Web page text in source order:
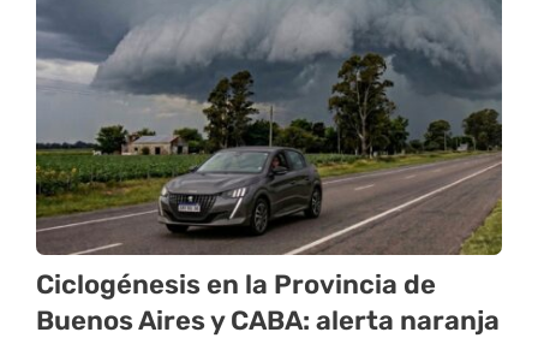
Ciclogénesis en la Provincia de
Buenos Aires y CABA: alerta naranja